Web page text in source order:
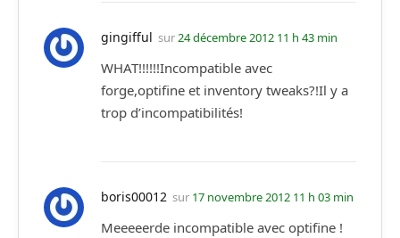
gingifful sur24 décembre 2012 11 h 43 min
WHAT!!!!!!Incompatible avec
forge,optifine et inventory tweaks?!Il y a
trop d’incompatibilités!
boris00012 sur 17 novembre 2012 11 h 03 min
Meeeeerde incompatible avec optifine !